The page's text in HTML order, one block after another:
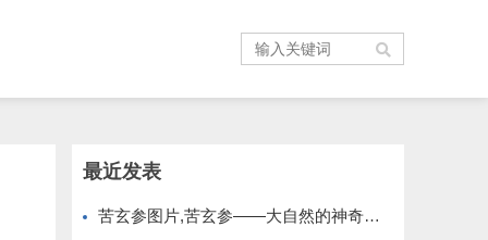
最近发表
苦玄参图片,苦玄参——大自然的神奇植物